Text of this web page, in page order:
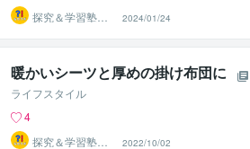
探究＆学習塾｜
なぜラボ
2024/01/24
暖かいシーツと厚めの掛け布団に
ライフスタイル
4
探究＆学習塾｜
2022/10/02